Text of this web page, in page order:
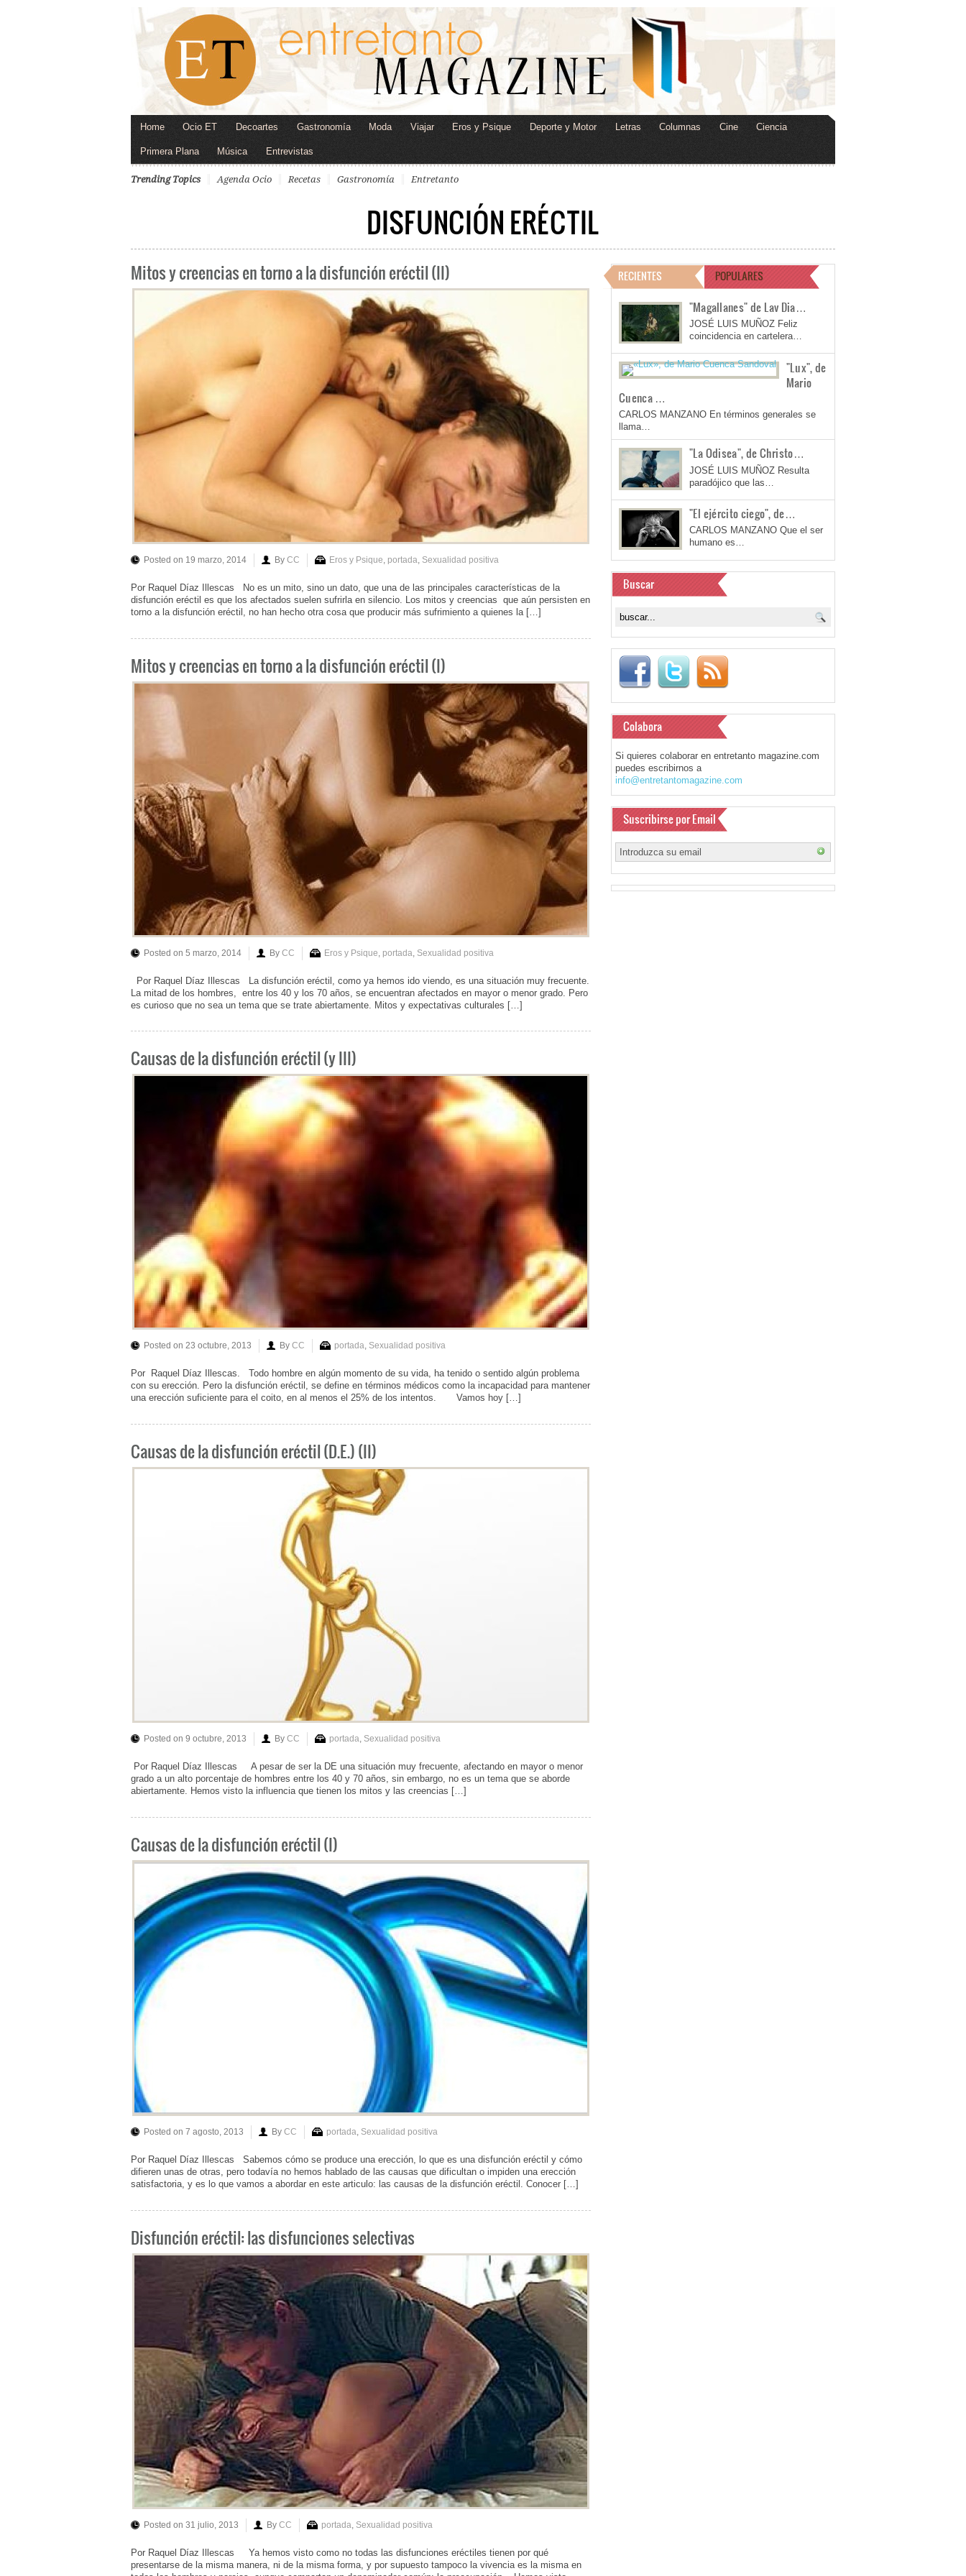
Home Ocio ET Decoartes Gastronomía Moda Viajar Eros y Psique Deporte y Motor Letras Columnas Cine Ciencia
Primera Plana Música Entrevistas
Trending Topics Agenda Ocio Recetas Gastronomía Entretanto
DISFUNCIÓN ERÉCTIL
Mitos y creencias en torno a la disfunción eréctil (II)
Posted on 19 marzo, 2014 By CC Eros y Psique portada Sexualidad positiva
Por Raquel Díaz Illescas No es un mito, sino un dato, que una de las principales características de la
disfunción eréctil es que los afectados suelen sufrirla en silencio. Los mitos y creencias que aún persisten en
torno a la disfunción eréctil, no han hecho otra cosa que producir más sufrimiento a quienes la […]
Mitos y creencias en torno a la disfunción eréctil (I)
Posted on 5 marzo, 2014 By CC Eros y Psique portada Sexualidad positiva
Por Raquel Díaz Illescas La disfunción eréctil, como ya hemos ido viendo, es una situación muy frecuente.
La mitad de los hombres, entre los 40 y los 70 años, se encuentran afectados en mayor o menor grado. Pero
es curioso que no sea un tema que se trate abiertamente. Mitos y expectativas culturales […]
Causas de la disfunción eréctil (y III)
Posted on 23 octubre, 2013 By CC portada, Sexualidad positiva
Por Raquel Díaz Illescas. Todo hombre en algún momento de su vida, ha tenido o sentido algún problema
con su erección. Pero la disfunción eréctil, se define en términos médicos como la incapacidad para mantener
una erección suficiente para el coito, en al menos el 25% de los intentos. Vamos hoy […]
Causas de la disfunción eréctil (D.E.) (II)
Posted on 9 octubre, 2013 By CC portada, Sexualidad positiva
Por Raquel Díaz Illescas A pesar de ser la DE una situación muy frecuente, afectando en mayor o menor
grado a un alto porcentaje de hombres entre los 40 y 70 años, sin embargo, no es un tema que se aborde
abiertamente. Hemos visto la influencia que tienen los mitos y las creencias […]
Causas de la disfunción eréctil (I)
Posted on 7 agosto, 2013 By CC portada, Sexualidad positiva
Por Raquel Díaz Illescas Sabemos cómo se produce una erección, lo que es una disfunción eréctil y cómo
difieren unas de otras, pero todavía no hemos hablado de las causas que dificultan o impiden una erección
satisfactoria, y es lo que vamos a abordar en este articulo: las causas de la disfunción eréctil. Conocer […]
Disfunción eréctil: las disfunciones selectivas
Posted on 31 julio, 2013 By CC portada Sexualidad positiva
Por Raquel Díaz Illescas Ya hemos visto como no todas las disfunciones eréctiles tienen por qué
presentarse de la misma manera, ni de la misma forma, y por supuesto tampoco la vivencia es la misma en
RECIENTES POPULARES
"Magallanes" de Lav Dia…
JOSÉ LUIS MUÑOZ Feliz
coincidencia en cartelera…
"Lux", de
Mario
Cuenca …
CARLOS MANZANO En términos generales se
llama…
"La Odisea", de Christo…
JOSÉ LUIS MUÑOZ Resulta
paradójico que las…
"El ejército ciego", de…
CARLOS MANZANO Que el ser
humano es…
Buscar
Colabora
Si quieres colaborar en entretanto magazine.com
puedes escribirnos a
info@entretantomagazine.com
Suscribirse por Email